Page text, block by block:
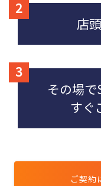
店
その場で
すぐ
ご契約